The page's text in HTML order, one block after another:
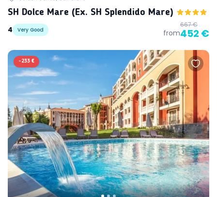
SH Dolce Mare (ex. SH Splendido Mare)
4
Very Good from
667 €
452 €
-233 €